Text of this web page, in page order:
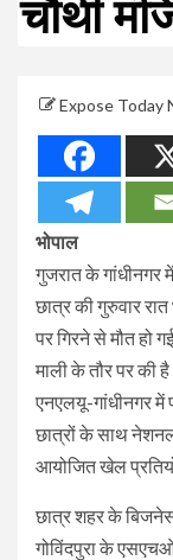
चौथी
Expose Today
भोपाल
गुजरात के गांधीनगर
छात्र की गुरुवार
पर गिरने से मौत हो
माली के तौर पर की
एनएलयू-गांधीनगर में
छात्रों के साथ
आयोजित खेल
छात्र शहर के
गोविंदपुरा के